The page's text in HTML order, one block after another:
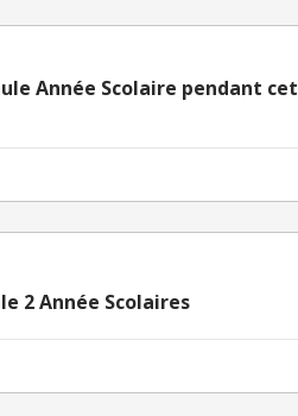
Année Scolaire pendant
2 Année Scolaires